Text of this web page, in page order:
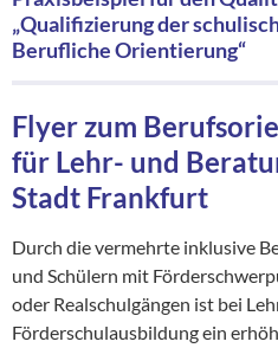
„Qualifizierung der
Berufliche Orientierung“
Flyer zum
für Lehr- und
Stadt Frankfurt
Durch die vermehrte inklusive
und Schülern mit
oder Realschulgängen ist bei
Förderschulausbildung ein